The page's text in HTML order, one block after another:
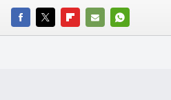
FACEBOOK
TWITTERFLIPBOARD
E-
WHATSAPP